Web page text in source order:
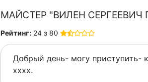
МАЙСТЕР "ВИЛЕН СЕРГЕЕВИЧ
Рейтинг: 24 з 80
Добрый день- могу приступить-
xxxx.